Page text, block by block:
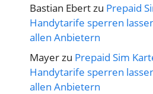
Bastian Ebertzu Prepaid
Handytarife sperren
allen Anbietern
Mayer zu Prepaid Sim
Handytarife sperren
allen Anbietern